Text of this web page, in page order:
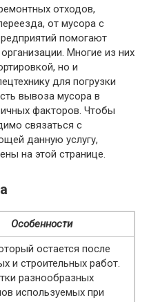
отходов,
от мусора с
помогают
Многие из них
но и
для погрузки
вывоза мусора в
факторов. Чтобы
связаться с
данную услугу,
на этой странице.
Особенности
остается после
и строительных работ.
разнообразных
используемых при